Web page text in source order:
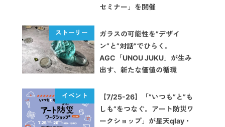
セミナー」を開催
ガラスの可能性を”デザイ
ン”と”対話”でひらく。
AGC「UNOU JUKU」が生み
出す、新たな価値の循環
【7/25-26】「”いつも”と”も
しも”をつなぐ。アート防災ワ
ークショップ」が星天qlay・